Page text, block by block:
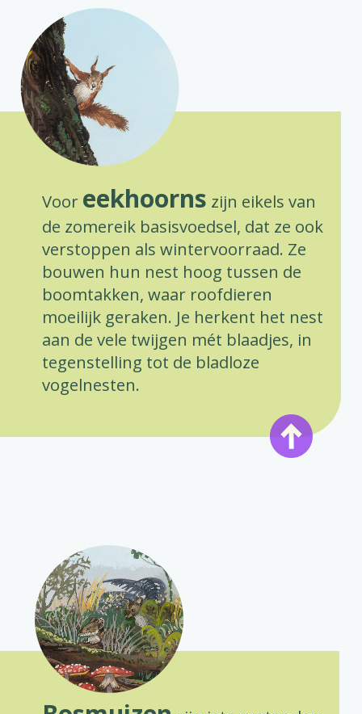
Voor eekhoorns zijn eikels van
de zomereik basisvoedsel, dat ze ook
verstoppen als wintervoorraad. Ze
bouwen hun nest hoog tussen de
boomtakken, waar roofdieren
moeilijk geraken. Je herkent het nest
aan de vele twijgen mét blaadjes, in
tegenstelling tot de bladloze
vogelnesten.